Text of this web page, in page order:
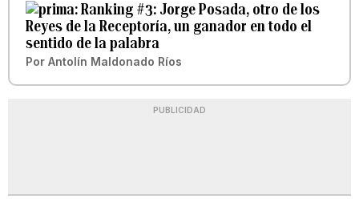
Ranking #3: Jorge Posada, otro de los
Reyes de la Receptoría, un ganador en todo el
sentido de la palabra
Por Antolín Maldonado Ríos
PUBLICIDAD